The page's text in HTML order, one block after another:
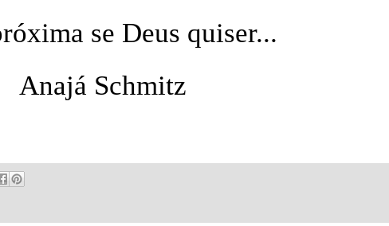
se Deus quiser...
Anajá Schmitz